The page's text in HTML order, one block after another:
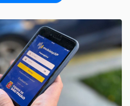
do Canaltech.